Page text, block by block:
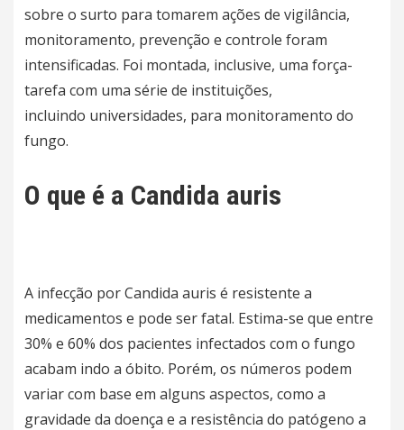
sobre o surto para tomarem ações de vigilância,
monitoramento, prevenção e controle foram
intensificadas. Foi montada, inclusive, uma força-
tarefa com uma série de instituições,
incluindo universidades, para monitoramento do
fungo.
O que é a Candida auris
A infecção por Candida auris é resistente a
medicamentos e pode ser fatal. Estima-se que entre
30% e 60% dos pacientes infectados com o fungo
acabam indo a óbito. Porém, os números podem
variar com base em alguns aspectos, como a
gravidade da doença e a resistência do patógeno a